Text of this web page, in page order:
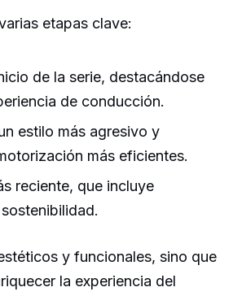
etapas clave:
de la serie, destacándose
de conducción.
estilo más agresivo y
más eficientes.
reciente, que incluye
y funcionales, sino que
la experiencia del